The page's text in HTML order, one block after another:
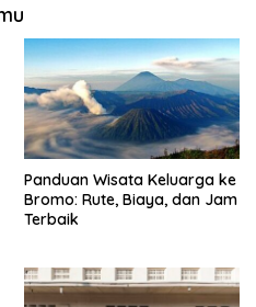
Panduan Wisata Keluarga ke
Bromo: Rute, Biaya, dan Jam
Terbaik